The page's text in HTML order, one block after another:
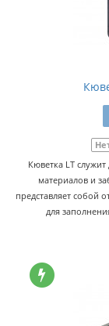
Кюветка LT
материалов и
представляет собой
для